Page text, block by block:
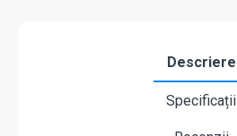
Descriere
Specificații